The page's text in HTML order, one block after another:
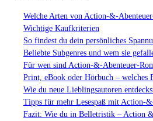
Welche Arten von Action-&-
Wichtige Kaufkriterien
So findest du dein persönliches
Beliebte Subgenres und wem sie
Für wen sind Action-&-Abenteuer-
Print, eBook oder Hörbuch – welches
Wie du neue Lieblingsautoren
Tipps für mehr Lesespaß mit Action-
Fazit: Wie du in Belletristik – Action &